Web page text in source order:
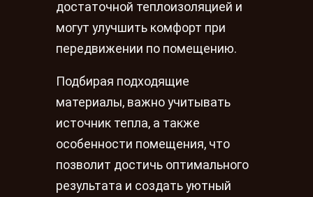
достаточной теплоизоляцией и
могут улучшить комфорт при
передвижении по помещению.
Подбирая подходящие
материалы, важно учитывать
источник тепла, а также
особенности помещения, что
позволит достичь оптимального
результата и создать уютный